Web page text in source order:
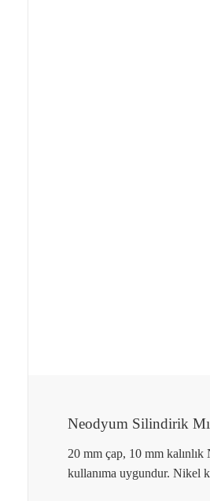
Neodyum Silindirik
20 mm çap, 10 mm kalınlık
kullanıma uygundur. Nikel
İade İşlemlerinde Kargo